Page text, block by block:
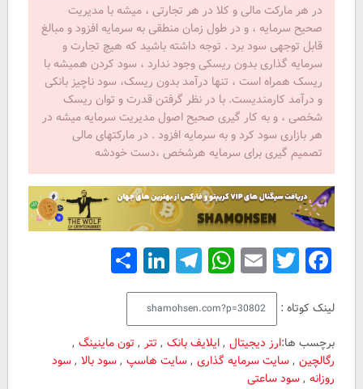
در هر مارکت مالی و کلا در هر تجارتی ، میشه با مدیریت
صحیح سرمایه ، و در طول زمان منطقی به سرمایه افزود و مبالغ
قابل توجهی سود برد . توجه داشته باشید که هیچ تجارت و
سرمایه گذاری بدون ریسکی وجود ندارد ، سود کردن همیشه با
ریسک همراه است ، تنها درآمد بدون ریسک، سود ناچیز بانکی
و درآمد کارمندیست. با در نظر گرفتن قدرت و توان ریسک
شخصی ، و به کار گیری صحیح اصول مدیریت سرمایه میشه در
هر بازاری سود کرد و به سرمایه افزود . در مارکتهای مالی
تصمیم گیری برای سرمایه هرشخص ،دست خودشه
Facebook
Twitter
Email
WhatsApp
Telegram
LinkedIn
Share
لینک کوتاه :
برچسب ها:ارز دیجیتال ,ایلایف بانک , تتر , تون ماینینگ ,
رگالچین ,سایت سرمایه گذاری ,سایت هاسپ ,سود بالا ,سود
روزانه ,سود ساعتی